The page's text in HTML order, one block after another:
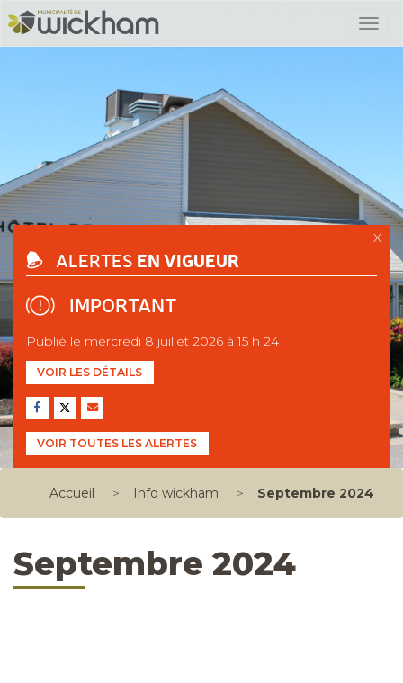
X
ALERTES EN VIGUEUR
IMPORTANT
Publié le mercredi 8 juillet 2026 à 15 h 24
VOIR LES DÉTAILS
VOIR TOUTES LES ALERTES
Accueil > Info wickham > Septembre 2024
Septembre 2024